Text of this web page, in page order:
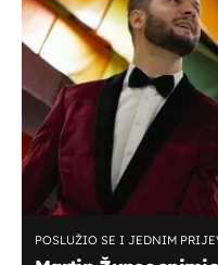
POSLUŽIO SE I JEDNIM